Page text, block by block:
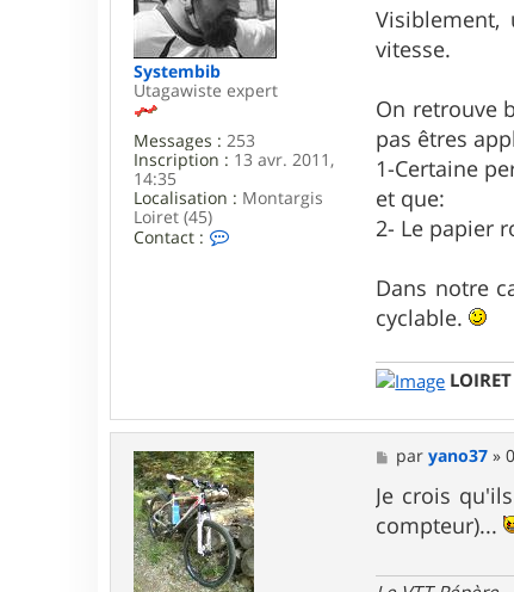
Systembib
Utagawiste expert
Messages : 253
Inscription : 13 avr. 2011,
14:35
Localisation : Montargis
Loiret (45)
Contact :
y
t
e
m
b
i
b
g
e
vitesse.
On retrouve
pas êtres
1-Certaine
et que:
2- Le papier
Dans notre
cyclable.
M
e
s
s
a
paryano37 »
Je crois
compteur)...